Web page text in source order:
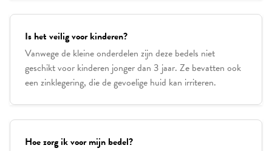
Is het veilig voor kinderen?
Vanwege de kleine onderdelen zijn deze bedels niet
geschikt voor kinderen jonger dan 3 jaar. Ze bevatten ook
een zinklegering, die de gevoelige huid kan irriteren.
Hoe zorg ik voor mijn bedel?